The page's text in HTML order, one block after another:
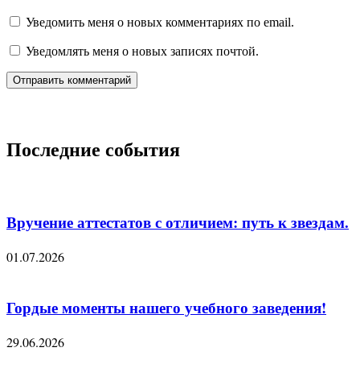
Уведомить меня о новых комментариях по email.
Уведомлять меня о новых записях почтой.
Последние события
Вручение аттестатов с отличием: путь к звездам.
01.07.2026
Гордые моменты нашего учебного заведения!
29.06.2026